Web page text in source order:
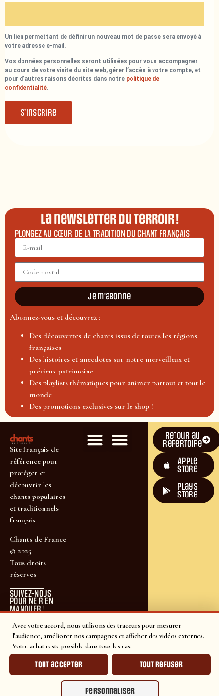
Avec votre accord, nous utilisons des traceurs pour mesurer
l'audience, améliorer nos campagnes et afficher des vidéos externes.
Votre achat reste possible dans tous les cas.
Tout accepter Tout refuser
Personnaliser
Un lien permettant de définir un nouveau mot de passe sera envoyé à
votre adresse e-mail.
Vos données personnelles seront utilisées pour vous accompagner
au cours de votre visite du site web, gérer l’accès à votre compte, et
pour d’autres raisons décrites dans notre politique de
confidentialité.
S’inscrire
La newsletter du terroir !
PLONGEZ AU CŒUR DE LA TRADITION DU CHANT FRANÇAIS
Je m'abonne
Abonnez-vous et découvrez :
Des découvertes de chants issus de toutes les régions
françaises
Des histoires et anecdotes sur notre merveilleux et
précieux patrimoine
Des playlists thématiques pour animer partout et tout le
monde
Des promotions exclusives sur le shop !
Site français de
référence pour
protéger et
découvrir les
chants populaires
et traditionnels
français.
Chants de France
© 2025
Tous droits
réservés
SUIVEZ-NOUS
POUR NE RIEN
MANQUER !
Retour au
répertoire
Apple
Store
plays
store